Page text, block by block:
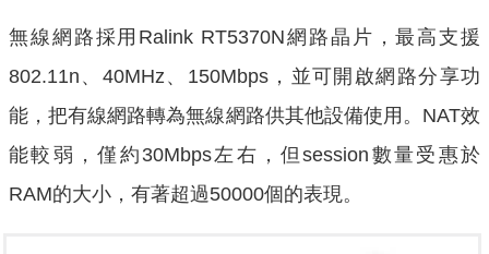
無線網路採用Ralink RT5370N網路晶片，最高支援
802.11n、40MHz、150Mbps，並可開啟網路分享功
能，把有線網路轉為無線網路供其他設備使用。NAT效
能較弱，僅約30Mbps左右，但session數量受惠於
RAM的大小，有著超過50000個的表現。